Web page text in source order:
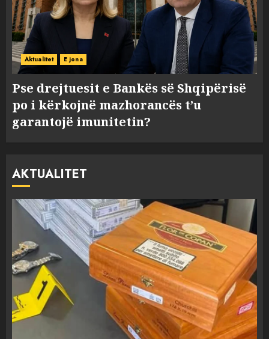
Aktualitet E jona
Pse drejtuesit e Bankës së Shqipërisë
po i kërkojnë mazhorancës t’u
garantojë imunitetin?
AKTUALITET